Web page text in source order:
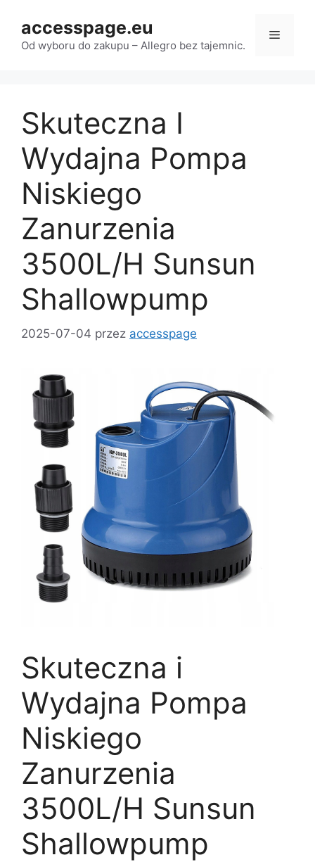
treści
accesspage.eu
Od wyboru do zakupu – Allegro bez tajemnic.
Menu
Skuteczna I
Wydajna Pompa
Niskiego
Zanurzenia
3500L/H Sunsun
Shallowpump
2025-07-04 przez accesspage
Skuteczna i
Wydajna Pompa
Niskiego
Zanurzenia
3500L/H Sunsun
Shallowpump